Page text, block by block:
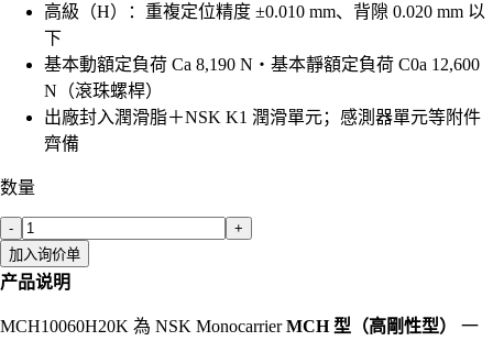
高級（H）：重複定位精度 ±0.010 mm、背隙 0.020 mm 以
下
基本動額定負荷 Ca 8,190 N・基本靜額定負荷 C0a 12,600
N（滾珠螺桿）
出廠封入潤滑脂＋NSK K1 潤滑單元；感測器單元等附件
齊備
数量
-
+
加入询价单
产品说明
MCH10060H20K 為 NSK MonocarrierMCH 型（高剛性型）
一